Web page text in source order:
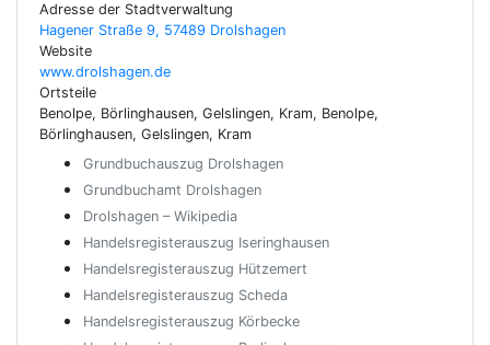
Adresse der Stadtverwaltung
Hagener Straße 9, 57489 Drolshagen
Website
www.drolshagen.de
Ortsteile
Benolpe, Börlinghausen, Gelslingen, Kram, Benolpe,
Börlinghausen, Gelslingen, Kram
Grundbuchauszug Drolshagen
Grundbuchamt Drolshagen
Drolshagen – Wikipedia
Handelsregisterauszug Iseringhausen
Handelsregisterauszug Hützemert
Handelsregisterauszug Scheda
Handelsregisterauszug Körbecke